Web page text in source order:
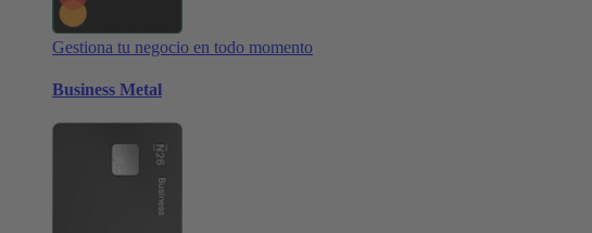
Gestiona tu negocio en todo momento
Business Metal